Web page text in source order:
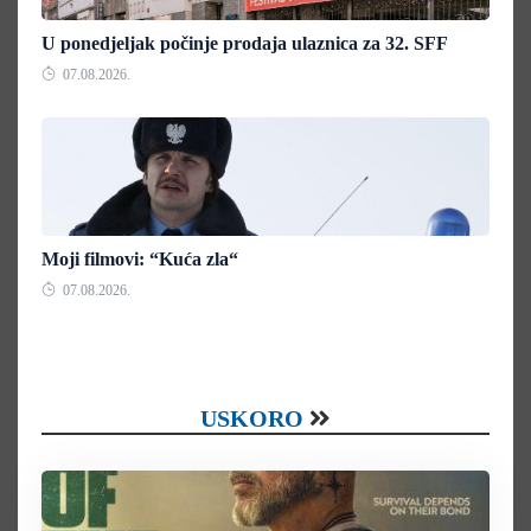
U ponedjeljak počinje prodaja ulaznica za 32. SFF
07.08.2026.
Moji filmovi: “Kuća zla“
07.08.2026.
USKORO